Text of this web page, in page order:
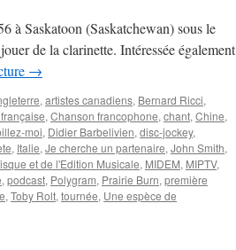
à Saskatoon (Saskatchewan) sous le
de la clarinette. Intéressée également
→
, artistes canadiens, Bernard Ricci,
, Chanson francophone, chant, Chine,
moi, Didier Barbelivien, disc-jockey,
, Italie, Je cherche un partenaire, John Smith,
et de l'Edition Musicale, MIDEM, MIPTV,
, podcast, Polygram, Prairie Burn, première
, Toby Rolt, tournée, Une espèce de